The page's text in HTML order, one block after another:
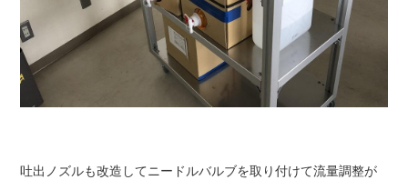
吐出ノズルも改造してニードルバルブを取り付けて流量調整が